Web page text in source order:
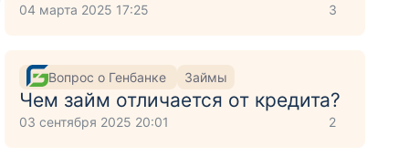
04 марта 2025 17:25 3
Вопрос о Генбанке Займы
Чем займ отличается от кредита?
03 сентября 2025 20:01 2